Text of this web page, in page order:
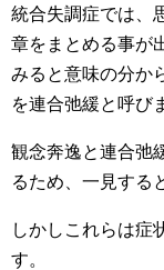
統合失調症では、
章をまとめる事が
みると意味の分か
を連合弛緩と呼び
観念奔逸と連合弛
るため、一見する
しかしこれらは症
す。